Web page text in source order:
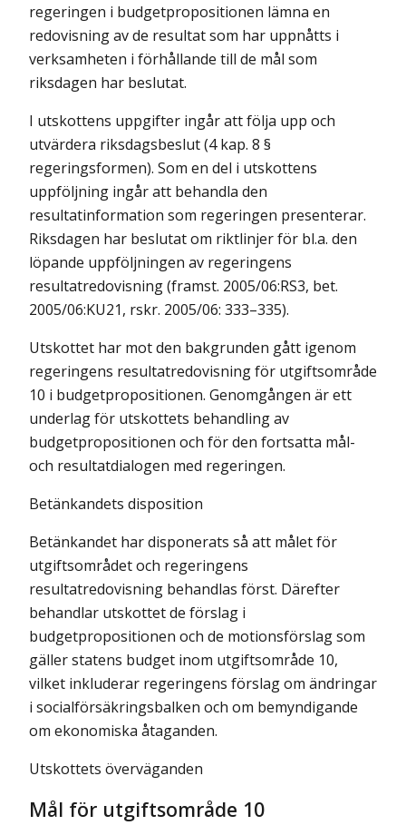
regeringen i budget­propositionen lämna en
redovisning av de resultat som har uppnåtts i
verk­samheten i förhållande till de mål som
riksdagen har beslutat.
I utskottens uppgifter ingår att följa upp och
utvärdera riksdagsbeslut (4 kap. 8 §
regeringsformen). Som en del i utskottens
uppföljning ingår att behandla den
resultatinformation som regeringen presenterar.
Riksdagen har beslutat om riktlinjer för bl.a. den
löpande uppföljningen av regeringens
resultatredovisning (framst. 2005/06:RS3, bet.
2005/06:KU21, rskr. 2005/06: 333–335).
Utskottet har mot den bakgrunden gått igenom
regeringens resultat­redovisning för utgiftsområde
10 i budgetpropositionen. Genomgången är ett
underlag för utskottets behandling av
budgetpropositionen och för den fort­satta mål-
och resultatdialogen med regeringen.
Betänkandets disposition
Betänkandet har disponerats så att målet för
utgiftsområdet och regeringens
resultatredovisning behandlas först. Därefter
behandlar utskottet de förslag i
budgetpropositionen och de motionsförslag som
gäller statens budget inom utgiftsområde 10,
vilket inkluderar regeringens förslag om ändringar
i social­försäkringsbalken och om bemyndigande
om ekonomiska åtaganden.
Utskottets överväganden
Mål för utgiftsområde 10